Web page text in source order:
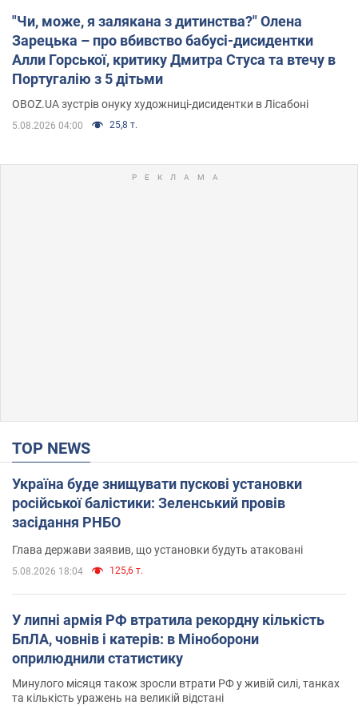
"Чи, може, я залякана з дитинства?" Олена
Зарецька – про вбивство бабусі-дисидентки
Алли Горської, критику Дмитра Стуса та втечу в
Португалію з 5 дітьми
OBOZ.UA зустрів онуку художниці-дисидентки в Лісабоні
5.08.2026 04:00 25,8 т.
TOP NEWS
Україна буде знищувати пускові установки
російської балістики: Зеленський провів
засідання РНБО
Глава держави заявив, що установки будуть атаковані
5.08.2026 18:04 125,6 т.
У липні армія РФ втратила рекордну кількість
БпЛА, човнів і катерів: в Міноборони
оприлюднили статистику
Минулого місяця також зросли втрати РФ у живій силі, танках
та кількість уражень на великій відстані